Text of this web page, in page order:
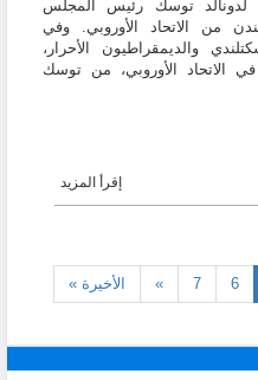
لدونالد توسك رئيس المجلس
من الاتحاد الأوروبي. وفي
والديمقراطيون الأحرار،
الاتحاد الأوروبي، من توسك
إقرأ المزيد
6
7
» الأخيرة »